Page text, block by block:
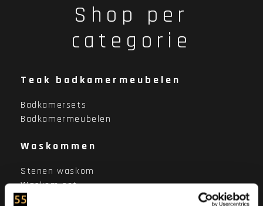
Shop per
categorie
Teak badkamermeubelen
Badkamersets
Badkamermeubelen
Waskommen
Stenen waskom
Waskom set
Stenen wasbak